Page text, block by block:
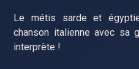
Le métis sarde et
chanson italienne avec sa
interprète !